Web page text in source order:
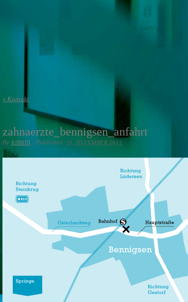
« Kontakt
zahnaerzte_bennigsen_anfahrt
By ADMIN | Published: 19. DEZEMBER 2012